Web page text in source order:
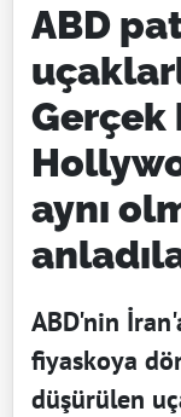
ABD
Gerçek
aynı
ABD'nin
fiyaskoya
düşürülen